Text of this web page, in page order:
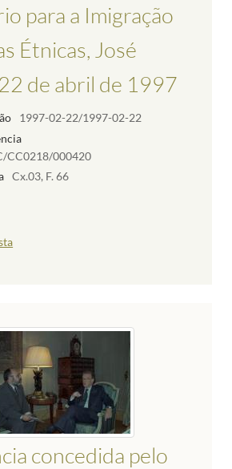
para a Imigração
Étnicas, José
de abril de 1997
1997-02-22/1997-02-22
CC0218/000420
Cx.03, F. 66
concedida pelo